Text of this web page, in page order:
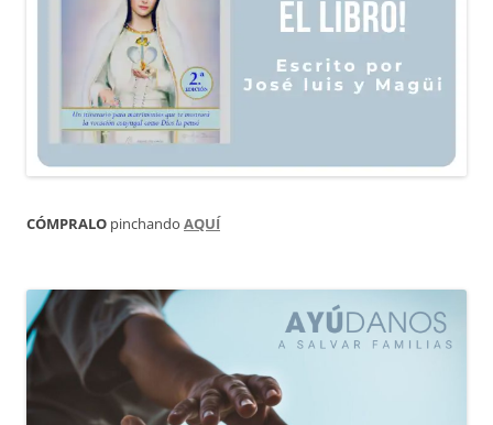
CÓMPRALO pinchando AQUÍ